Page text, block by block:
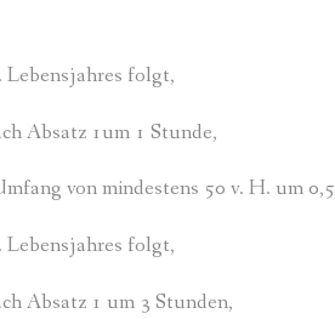
Lebensjahres folgt,
Absatz 1um 1 Stunde,
von mindestens 50 v. H. um
Lebensjahres folgt,
Absatz 1 um 3 Stunden,